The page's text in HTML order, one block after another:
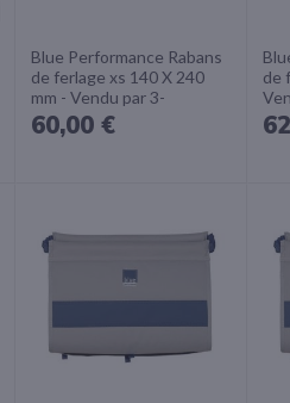
Blue Performance Rabans
de ferlage xs 140 X 240
mm - Vendu par 3-
60,00 €
de